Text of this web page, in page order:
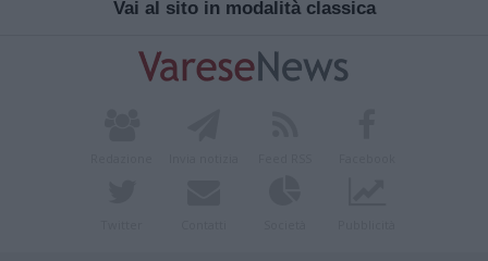
Vai al sito in modalità classica